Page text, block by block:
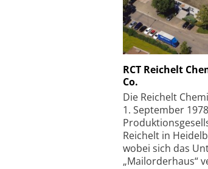
RCT Reichelt
Co.
Die Reichelt
1. September
Reichelt in
wobei sich das
„Mailorderhaus“